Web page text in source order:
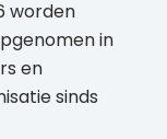
worden
in
en
sinds